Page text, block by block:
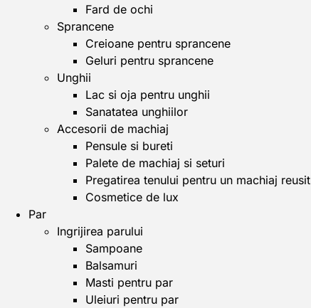
Fard de ochi
Sprancene
Creioane pentru sprancene
Geluri pentru sprancene
Unghii
Lac si oja pentru unghii
Sanatatea unghiilor
Accesorii de machiaj
Pensule si bureti
Palete de machiaj si seturi
Pregatirea tenului pentru un machiaj reusit
Cosmetice de lux
Par
Ingrijirea parului
Sampoane
Balsamuri
Masti pentru par
Uleiuri pentru par